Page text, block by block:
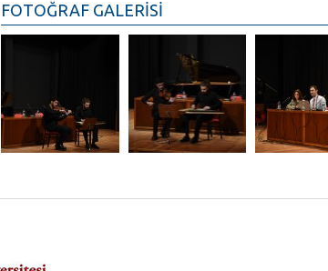
FOTOĞRAF GALERİSİ